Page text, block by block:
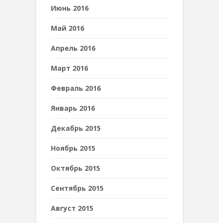
Июнь 2016
Май 2016
Апрель 2016
Март 2016
Февраль 2016
Январь 2016
Декабрь 2015
Ноябрь 2015
Октябрь 2015
Сентябрь 2015
Август 2015